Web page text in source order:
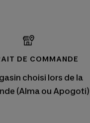
DE COMMANDE
choisi lors de la
(Alma ou Apogoti)